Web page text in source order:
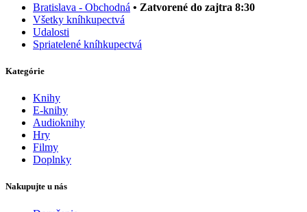
Bratislava - Obchodná • Zatvorené do zajtra 8:30
Všetky kníhkupectvá
Udalosti
Spriatelené kníhkupectvá
Kategórie
Knihy
E-knihy
Audioknihy
Hry
Filmy
Doplnky
Nakupujte u nás